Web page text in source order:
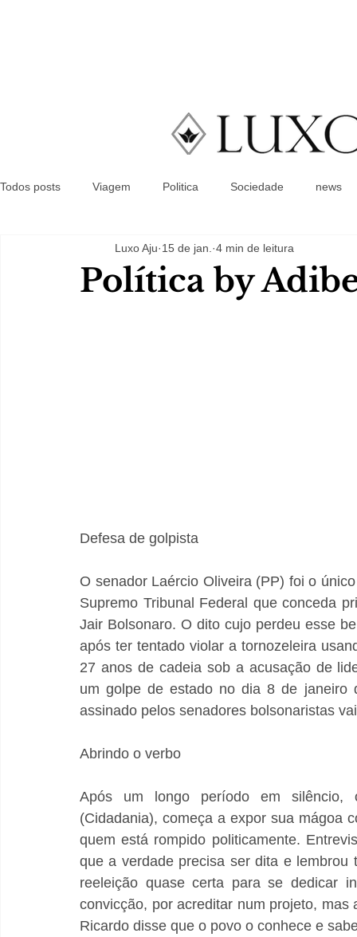
Todos posts Viagem Politica Sociedade news
Política by
Luxo Aju 15 de jan. 4 min de leitura
Defesa de golpista
O senador Laércio Oliveira (PP) foi o
Supremo Tribunal Federal que conceda
Jair Bolsonaro. O dito cujo perdeu esse
após ter tentado violar a tornozeleira
27 anos de cadeia sob a acusação de
um golpe de estado no dia 8 de janeiro
assinado pelos senadores bolsonaristas
Abrindo o verbo
Após um longo período em silêncio,
(Cidadania), começa a expor sua mágoa
quem está rompido politicamente.
que a verdade precisa ser dita e
reeleição quase certa para se dedicar
convicção, por acreditar num projeto,
Ricardo disse que o povo o conhece e